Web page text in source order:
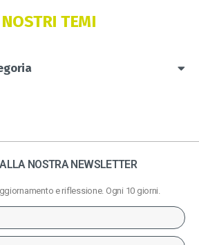
TEMI
NOSTRA NEWSLETTER
e riflessione. Ogni 10 giorni.